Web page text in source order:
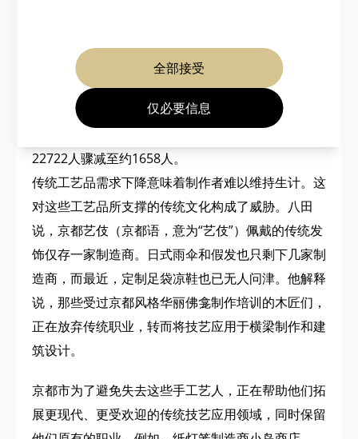
全部接受
仅必要信息
者各占一半，最终成就一个整体。”
日本手工艺人如今的处境十分艰难。例如，西阵织和
服腰带的产量已从1975年的733万条下降到2022年
22722人骤减至约1658人。
传统工艺品需求下降意味着制作者难以维持生计。这
对这些工艺品所支撑的传统文化构成了威胁。八田
说，京都艺伎（京都语，意为“艺伎”）佩戴的传统发
饰仅存一家制造商。日式雨伞和假发也只剩下几家制
造商，而最近，定制足袋凉鞋也已无人问津。他解释
说，那些受过京都风格华丽佛龛制作培训的木匠们，
正在放弃传统职业，转而将技艺应用于横梁制作和建
筑设计。
京都市为了避免失去这些手工艺人，正在帮助他们拓
展更现代、更受欢迎的传统技艺应用领域，同时保留